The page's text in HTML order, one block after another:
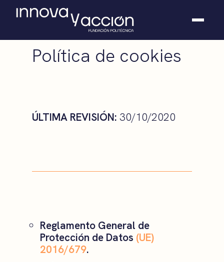
Somos fundación
Contacto
Política de cookies
ÚLTIMA REVISIÓN: 30/10/2020
Reglamento General de
Protección de Datos (UE)
2016/679.